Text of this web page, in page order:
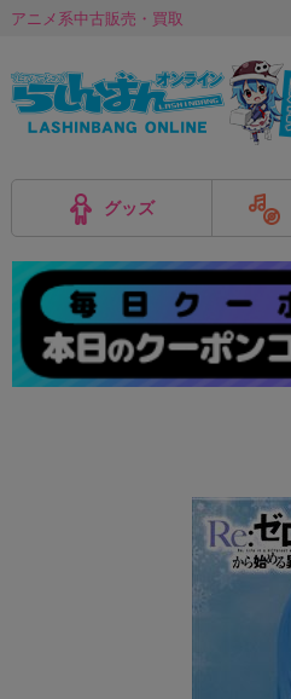
アニメ系中古販売・買取
グッズ